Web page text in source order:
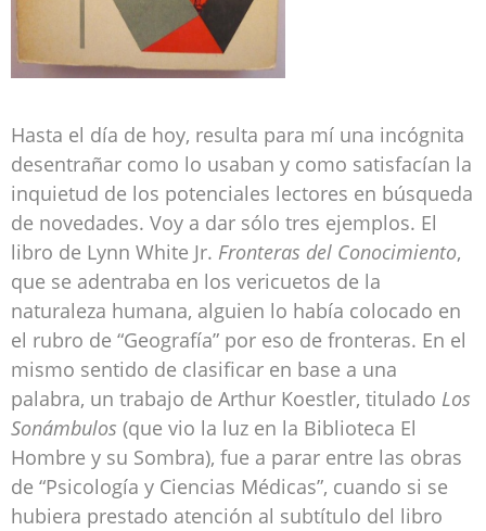
Hasta el día de hoy, resulta para mí una incógnita
desentrañar como lo usaban y como satisfacían la
inquietud de los potenciales lectores en búsqueda
de novedades. Voy a dar sólo tres ejemplos. El
libro de Lynn White Jr. Fronteras del Conocimiento,
que se adentraba en los vericuetos de la
naturaleza humana, alguien lo había colocado en
el rubro de “Geografía” por eso de fronteras. En el
mismo sentido de clasificar en base a una
palabra, un trabajo de Arthur Koestler, titulado Los
Sonámbulos (que vio la luz en la Biblioteca El
Hombre y su Sombra), fue a parar entre las obras
de “Psicología y Ciencias Médicas”, cuando si se
hubiera prestado atención al subtítulo del libro